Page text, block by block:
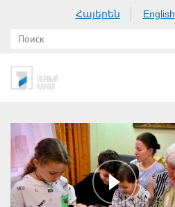
Հայերեն English